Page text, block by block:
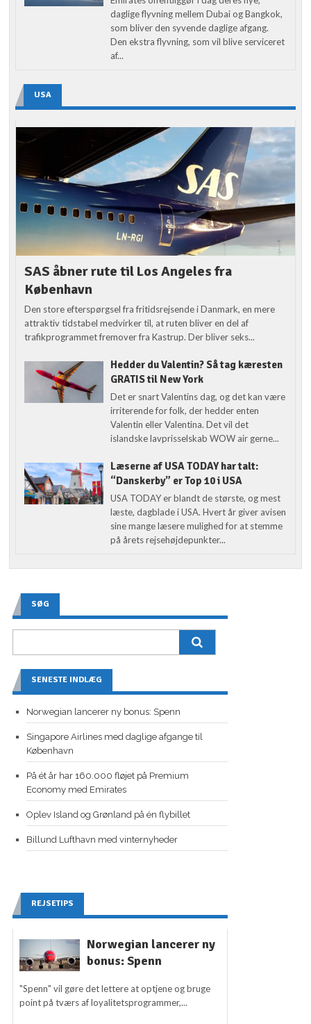
daglige flyvning mellem Dubai og Bangkok,
som bliver den syvende daglige afgang.
Den ekstra flyvning, som vil blive serviceret
af...
USA
SAS åbner rute til Los Angeles fra
København
Den store efterspørgsel fra fritidsrejsende i Danmark, en mere
attraktiv tidstabel medvirker til, at ruten bliver en del af
trafikprogrammet fremover fra Kastrup. Der bliver seks...
Hedder du Valentin? Så tag kæresten
GRATIS til New York
Det er snart Valentins dag, og det kan være
irriterende for folk, der hedder enten
Valentin eller Valentina. Det vil det
islandske lavprisselskab WOW air gerne...
Læserne af USA TODAY har talt:
“Danskerby” er Top 10 i USA
USA TODAY er blandt de største, og mest
læste, dagblade i USA. Hvert år giver avisen
sine mange læsere mulighed for at stemme
på årets rejsehøjdepunkter...
SØG
SENESTE INDLÆG
Norwegian lancerer ny bonus: Spenn
Singapore Airlines med daglige afgange til
København
På ét år har 160.000 fløjet på Premium
Economy med Emirates
Oplev Island og Grønland på én flybillet
Billund Lufthavn med vinternyheder
REJSETIPS
Norwegian lancerer ny
bonus: Spenn
"Spenn" vil gøre det lettere at optjene og bruge
point på tværs af loyalitetsprogrammer,...